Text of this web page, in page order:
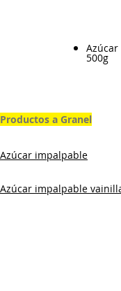
500g
Productos a Granel
Productos a Granel
Azúcar impalpable
Azúcar impalpable